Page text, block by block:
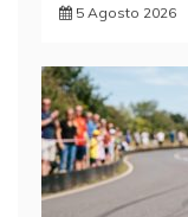
5 Agosto 2026